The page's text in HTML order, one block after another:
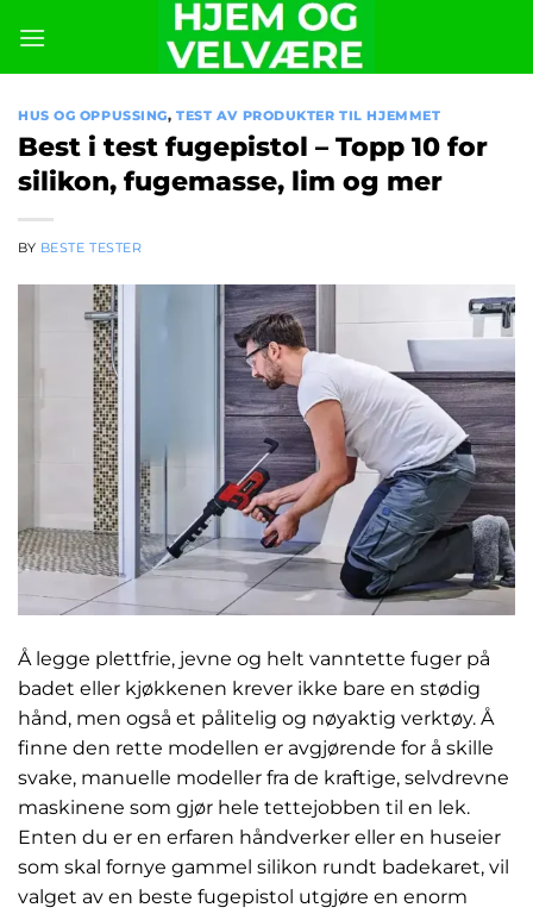
content
HUS OG OPPUSSING,TEST AV PRODUKTER TIL HJEMMET
Best i test fugepistol – Topp 10 for
silikon, fugemasse, lim og mer
BY BESTE TESTER
Å legge plettfrie, jevne og helt vanntette fuger på
badet eller kjøkkenen krever ikke bare en stødig
hånd, men også et pålitelig og nøyaktig verktøy. Å
finne den rette modellen er avgjørende for å skille
svake, manuelle modeller fra de kraftige, selvdrevne
maskinene som gjør hele tettejobben til en lek.
Enten du er en erfaren håndverker eller en huseier
som skal fornye gammel silikon rundt badekaret, vil
valget av en beste fugepistol utgjøre en enorm